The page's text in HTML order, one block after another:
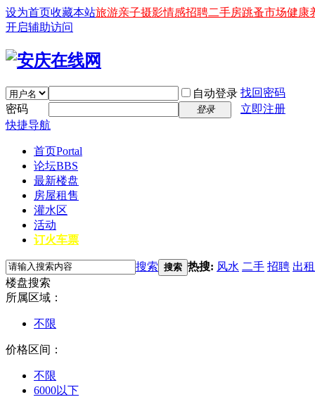
设为首页收藏本站旅游亲子摄影情感招聘二手房跳蚤市场健康
开启辅助访问
自动登录 找回密码
密码
登录
立即注册
快捷导航
首页Portal
论坛BBS
最新楼盘
房屋租售
灌水区
活动
订火车票
搜索 搜索 热搜: 风水 二手 招聘 出租
楼盘搜索
所属区域：
不限
价格区间：
不限
6000以下